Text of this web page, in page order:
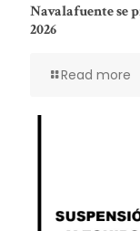
Navalafuente se
2026
Read more